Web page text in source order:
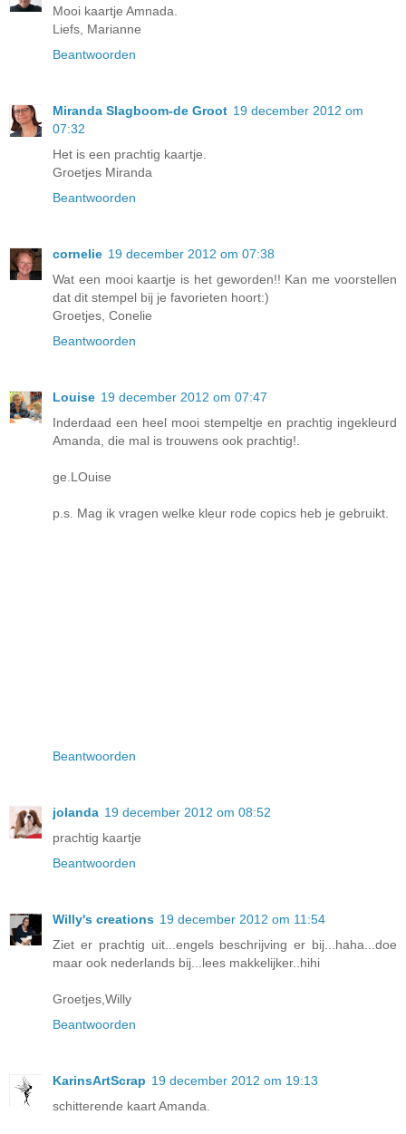
Mooi kaartje Amnada.
Liefs, Marianne
Beantwoorden
Miranda Slagboom-de Groot 19 december 2012 om
07:32
Het is een prachtig kaartje.
Groetjes Miranda
Beantwoorden
cornelie 19 december 2012 om 07:38
Wat een mooi kaartje is het geworden!! Kan me voorstellen
dat dit stempel bij je favorieten hoort:)
Groetjes, Conelie
Beantwoorden
Louise 19 december 2012 om 07:47
Inderdaad een heel mooi stempeltje en prachtig ingekleurd
Amanda, die mal is trouwens ook prachtig!.
ge.LOuise
p.s. Mag ik vragen welke kleur rode copics heb je gebruikt.
Beantwoorden
jolanda 19 december 2012 om 08:52
prachtig kaartje
Beantwoorden
Willy's creations 19 december 2012 om 11:54
Ziet er prachtig uit...engels beschrijving er bij...haha...doe
maar ook nederlands bij...lees makkelijker..hihi
Groetjes,Willy
Beantwoorden
KarinsArtScrap 19 december 2012 om 19:13
schitterende kaart Amanda.